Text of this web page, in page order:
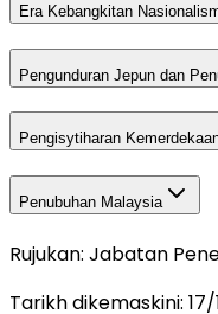
Era Kebangkitan
Pengunduran Jepun dan
Pengisytiharan
Penubuhan Malaysia
Rujukan: Jabatan
Tarikh dikemaskini: